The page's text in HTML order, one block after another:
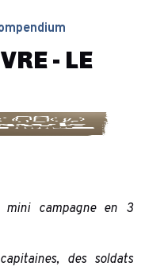
- LE
campagne en 3
des soldats